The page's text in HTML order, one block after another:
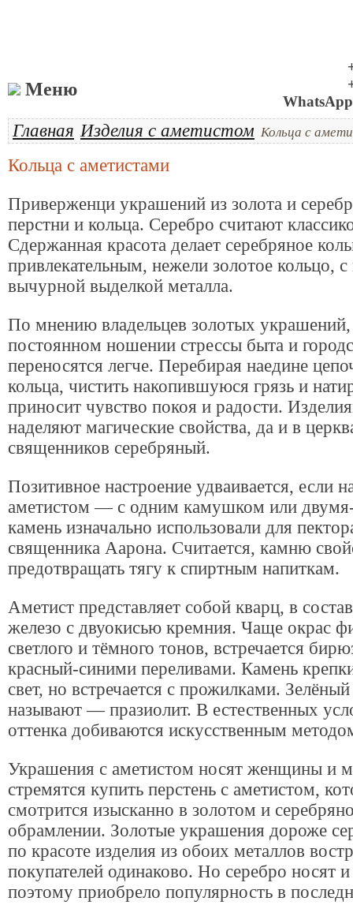
Меню
Главная Изделия с аметистом Кольца с
Кольца с аметистами
Приверженци украшений из золота и
перстни и кольца. Серебро считают
Сдержанная красота делает серебряное
привлекательным, нежели золотое кольцо,
вычурной выделкой металла.
По мнению владельцев золотых
постоянном ношении стрессы быта и
переносятся легче. Перебирая наедине
кольца, чистить накопившуюся грязь и
приносит чувство покоя и радости.
наделяют магические свойства, да и в
священников серебряный.
Позитивное настроение удваивается, если
аметистом — с одним камушком или
камень изначально использовали для
священника Аарона. Считается, камню
предотвращать тягу к спиртным напиткам.
Аметист представляет собой кварц, в
железо с двуокисью кремния. Чаще окрас
светлого и тёмного тонов, встречается
красный-синими переливами. Камень
свет, но встречается с прожилками.
называют — празиолит. В естественных
оттенка добиваются искусственным
Украшения с аметистом носят женщины и
стремятся купить перстень с аметистом,
смотрится изысканно в золотом и
обрамлении. Золотые украшения дороже
по красоте изделия из обоих металлов
покупателей одинаково. Но серебро носят
поэтому приобрело популярность в